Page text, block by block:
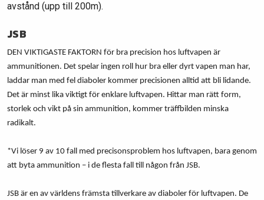
avstånd (upp till 200m).
JSB
DEN VIKTIGASTE FAKTORN för bra precision hos luftvapen är
ammunitionen. Det spelar ingen roll hur bra eller dyrt vapen man har,
laddar man med fel diaboler kommer precisionen alltid att bli lidande.
Det är minst lika viktigt för enklare luftvapen. Hittar man rätt form,
storlek och vikt på sin ammunition, kommer träffbilden minska
radikalt.
*Vi löser 9 av 10 fall med precisonsproblem hos luftvapen, bara genom
att byta ammunition – i de flesta fall till någon från JSB.
JSB är en av världens främsta tillverkare av diaboler för luftvapen. De